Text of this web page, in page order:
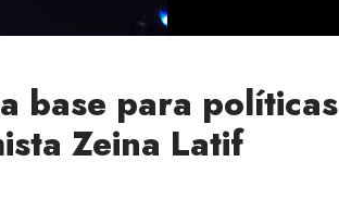
base para políticas
Zeina Latif